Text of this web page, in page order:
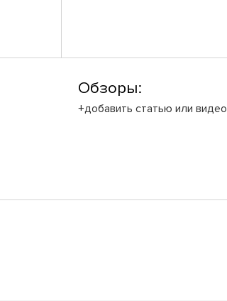
Обзоры:
+добавить статью или видео